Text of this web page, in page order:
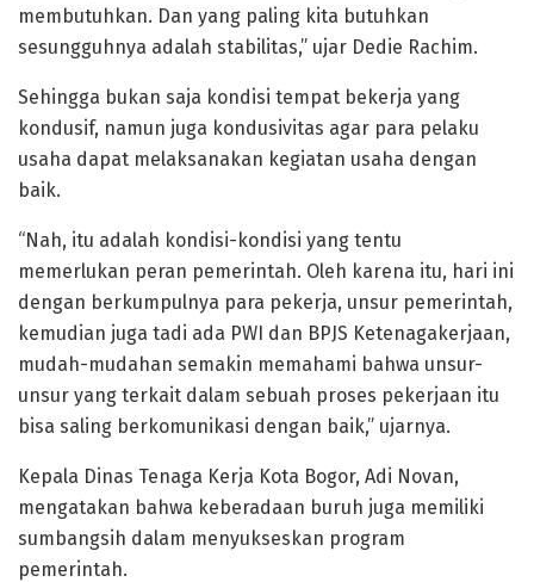
membutuhkan. Dan yang paling kita butuhkan
sesungguhnya adalah stabilitas,” ujar Dedie Rachim.
Sehingga bukan saja kondisi tempat bekerja yang
kondusif, namun juga kondusivitas agar para pelaku
usaha dapat melaksanakan kegiatan usaha dengan
baik.
“Nah, itu adalah kondisi-kondisi yang tentu
memerlukan peran pemerintah. Oleh karena itu, hari ini
dengan berkumpulnya para pekerja, unsur pemerintah,
kemudian juga tadi ada PWI dan BPJS Ketenagakerjaan,
mudah-mudahan semakin memahami bahwa unsur-
unsur yang terkait dalam sebuah proses pekerjaan itu
bisa saling berkomunikasi dengan baik,” ujarnya.
Kepala Dinas Tenaga Kerja Kota Bogor, Adi Novan,
mengatakan bahwa keberadaan buruh juga memiliki
sumbangsih dalam menyukseskan program
pemerintah.